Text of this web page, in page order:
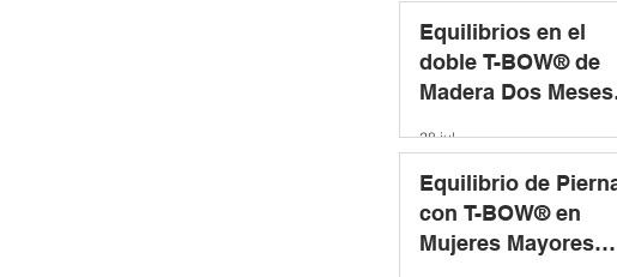
Equilibrios en el
doble T-BOW® de
Madera Dos Meses
Cesárea
28 jul
Equilibrio de
con T-BOW® en
Mujeres Mayores